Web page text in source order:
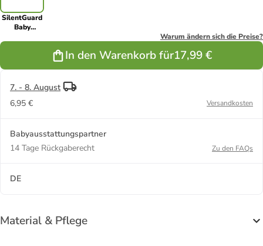
SilentGuard
Baby
in Rosa ab 12
Warum ändern sich die Preise?
In den Warenkorb für17,99 €
7. - 8. August
6,95 €
Versandkosten
Babyausstattungspartner
14 Tage Rückgaberecht
Zu den FAQs
DE
Material & Pflege